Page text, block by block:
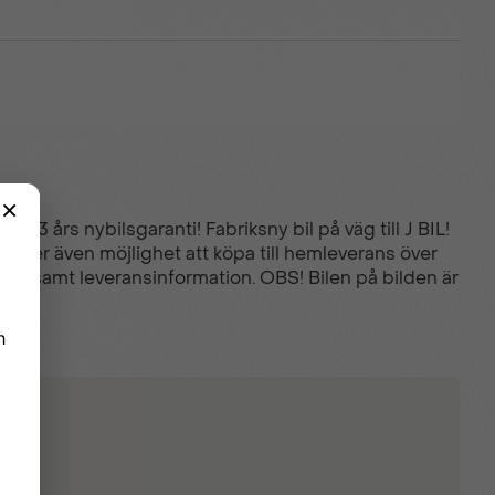
3 års nybilsgaranti! Fabriksny bil på väg till J BIL!
även möjlighet att köpa till hemleverans över
samt leveransinformation. OBS! Bilen på bilden är